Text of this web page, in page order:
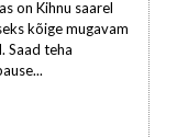
on Kihnu saarel
kõige mugavam
Saad teha